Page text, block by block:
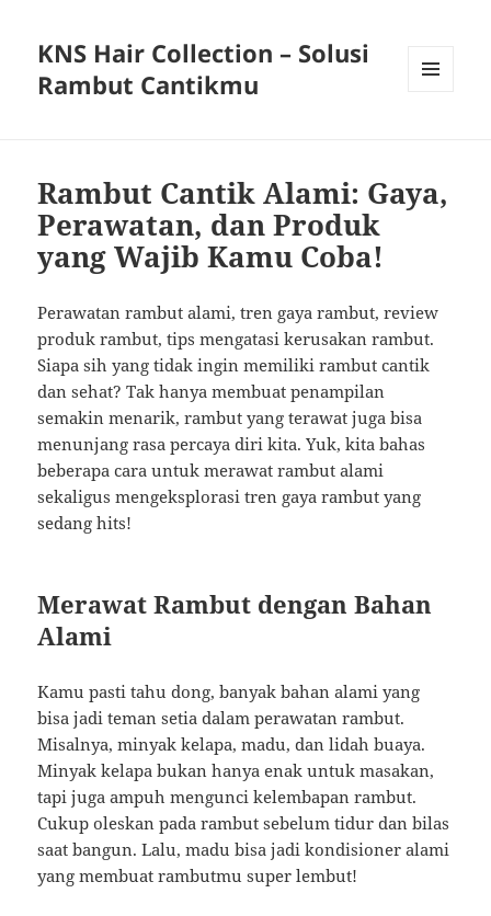
KNS Hair Collection – Solusi
Rambut Cantikmu
Rambut Cantik Alami: Gaya,
Perawatan, dan Produk
yang Wajib Kamu Coba!
Perawatan rambut alami, tren gaya rambut, review
produk rambut, tips mengatasi kerusakan rambut.
Siapa sih yang tidak ingin memiliki rambut cantik
dan sehat? Tak hanya membuat penampilan
semakin menarik, rambut yang terawat juga bisa
menunjang rasa percaya diri kita. Yuk, kita bahas
beberapa cara untuk merawat rambut alami
sekaligus mengeksplorasi tren gaya rambut yang
sedang hits!
Merawat Rambut dengan Bahan
Alami
Kamu pasti tahu dong, banyak bahan alami yang
bisa jadi teman setia dalam perawatan rambut.
Misalnya, minyak kelapa, madu, dan lidah buaya.
Minyak kelapa bukan hanya enak untuk masakan,
tapi juga ampuh mengunci kelembapan rambut.
Cukup oleskan pada rambut sebelum tidur dan bilas
saat bangun. Lalu, madu bisa jadi kondisioner alami
yang membuat rambutmu super lembut!